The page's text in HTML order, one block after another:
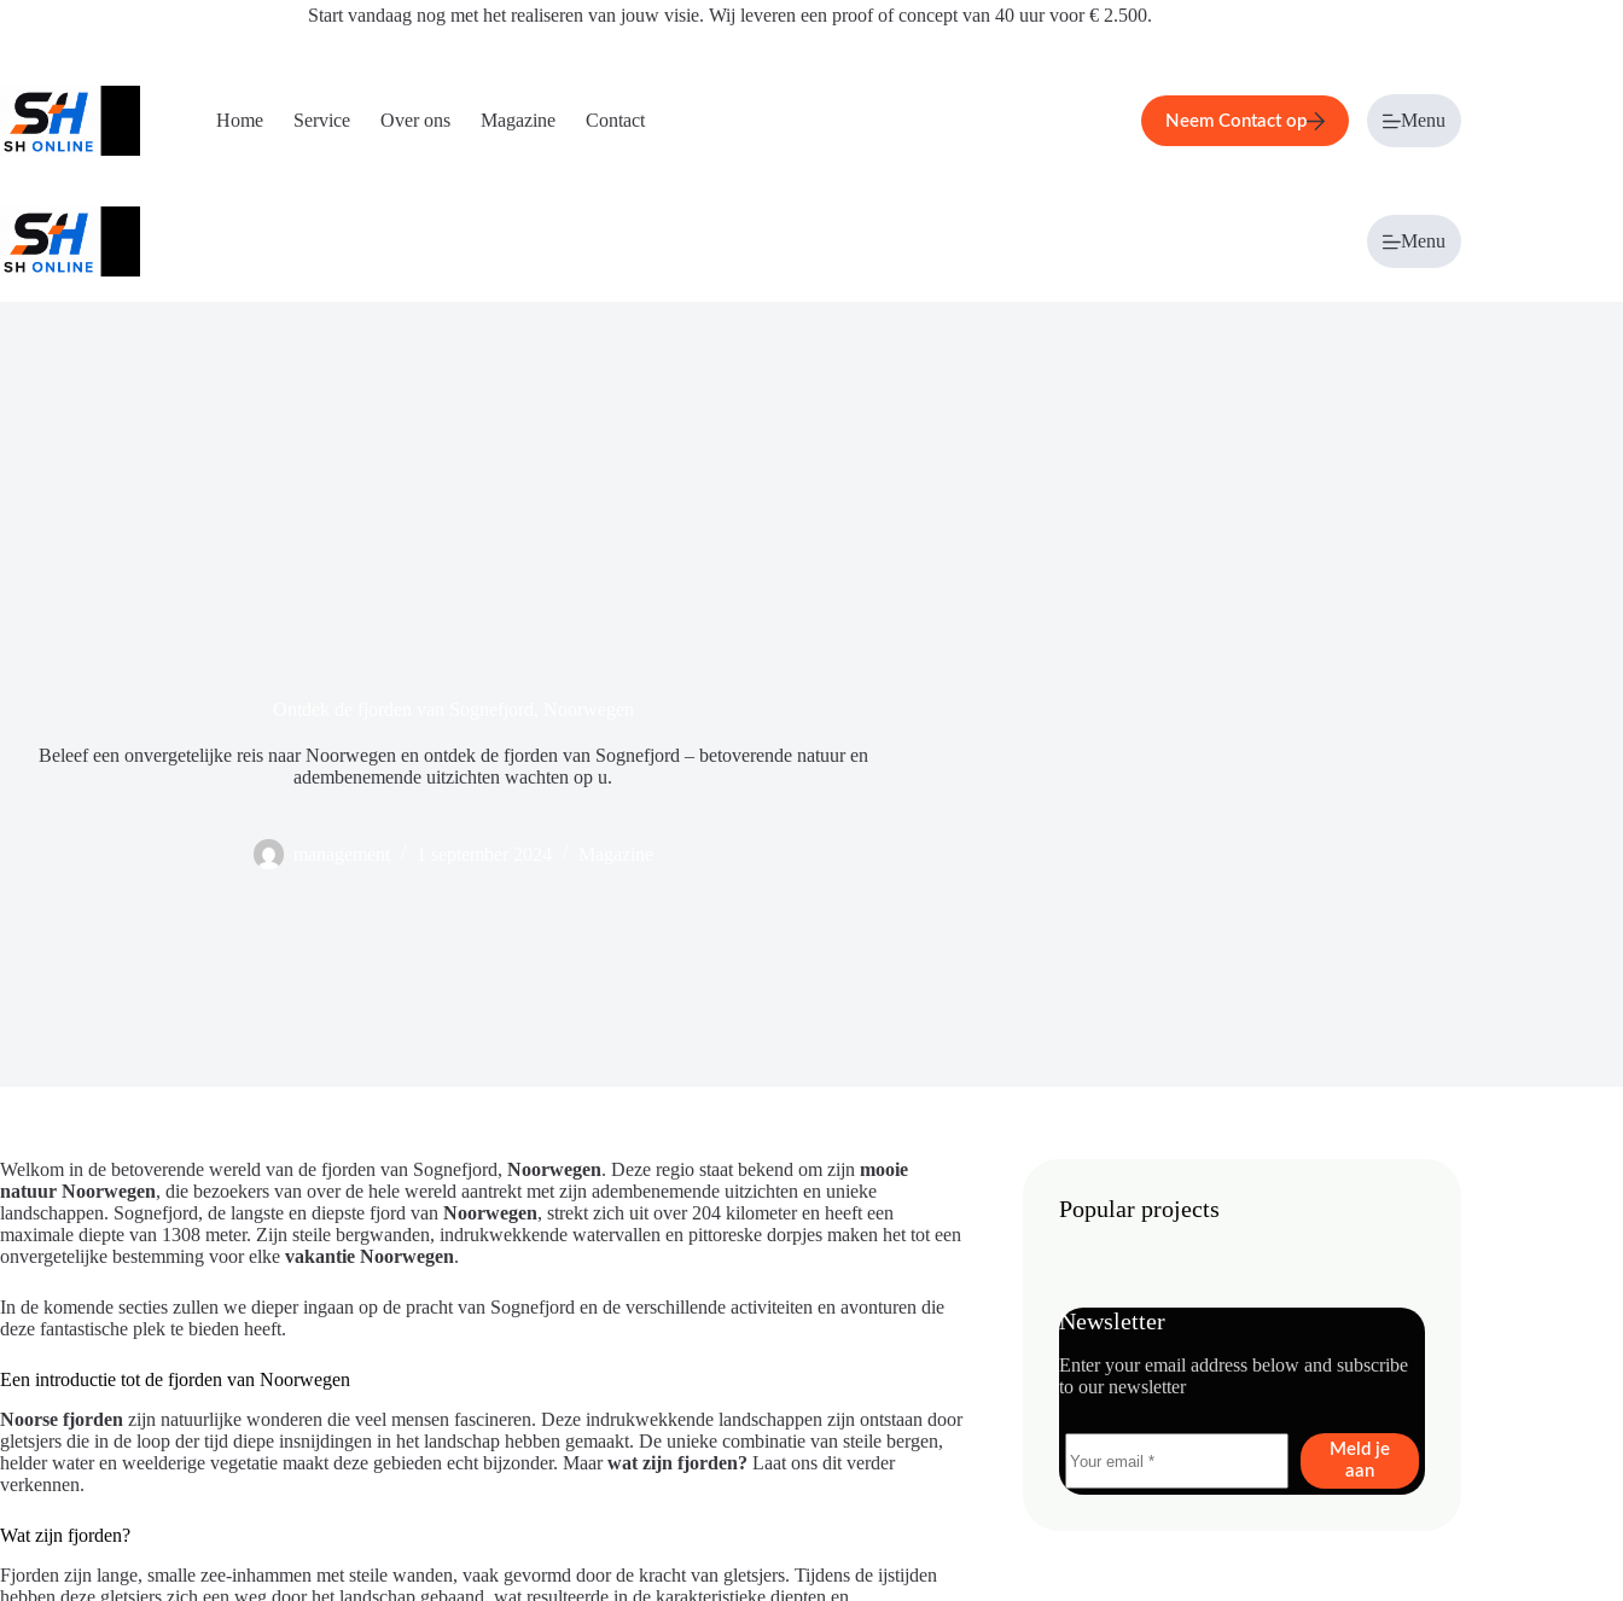
Start vandaag nog met het realiseren van jouw visie. Wij leveren een proof of concept van 40 uur voor € 2.500.
Home Service Over ons Magazine Contact Neem Contact op Menu
Menu
Beleef een onvergetelijke reis naar Noorwegen en ontdek de fjorden van Sognefjord – betoverende natuur en
adembenemende uitzichten wachten op u.
Welkom in de betoverende wereld van de fjorden van Sognefjord, Noorwegen. Deze regio staat bekend om zijn mooie
natuur Noorwegen, die bezoekers van over de hele wereld aantrekt met zijn adembenemende uitzichten en unieke
landschappen. Sognefjord, de langste en diepste fjord van Noorwegen, strekt zich uit over 204 kilometer en heeft een
maximale diepte van 1308 meter. Zijn steile bergwanden, indrukwekkende watervallen en pittoreske dorpjes maken het tot een
onvergetelijke bestemming voor elke vakantie Noorwegen.
In de komende secties zullen we dieper ingaan op de pracht van Sognefjord en de verschillende activiteiten en avonturen die
deze fantastische plek te bieden heeft.
Een introductie tot de fjorden van Noorwegen
Noorse fjorden zijn natuurlijke wonderen die veel mensen fascineren. Deze indrukwekkende landschappen zijn ontstaan door
gletsjers die in de loop der tijd diepe insnijdingen in het landschap hebben gemaakt. De unieke combinatie van steile bergen,
helder water en weelderige vegetatie maakt deze gebieden echt bijzonder. Maarwat zijn fjorden? Laat ons dit verder
verkennen.
Wat zijn fjorden?
Fjorden zijn lange, smalle zee-inhammen met steile wanden, vaak gevormd door de kracht van gletsjers. Tijdens de ijstijden
hebben deze gletsjers zich een weg door het landschap gebaand, wat resulteerde in de karakteristieke diepten en
Popular projects
Newsletter
Enter your email address below and subscribe
to our newsletter
Meld je
aan